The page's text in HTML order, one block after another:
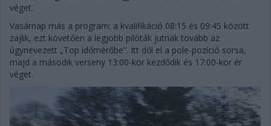
véget.
Vasárnap más a program: a kvalifikáció 08:15 és 09:45 között
zajlik, ezt követően a legjobb pilóták jutnak tovább az
úgynevezett „Top időmérőbe”. Itt dől el a pole-pozíció sorsa,
majd a második verseny 13:00-kor kezdődik és 17:00-kor ér
véget.